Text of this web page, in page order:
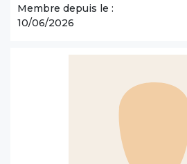
Membre depuis le :
10/06/2026